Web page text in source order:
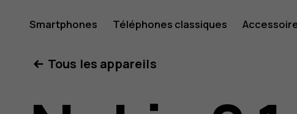
Guide
Smartphones Téléphones classiques
Tous les appareils